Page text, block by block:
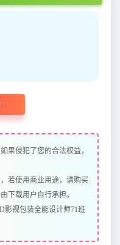
果侵犯了您的合法权益，
若使用商业用途，请购买
下载用户自行承担。
影视包装全能设计师71班